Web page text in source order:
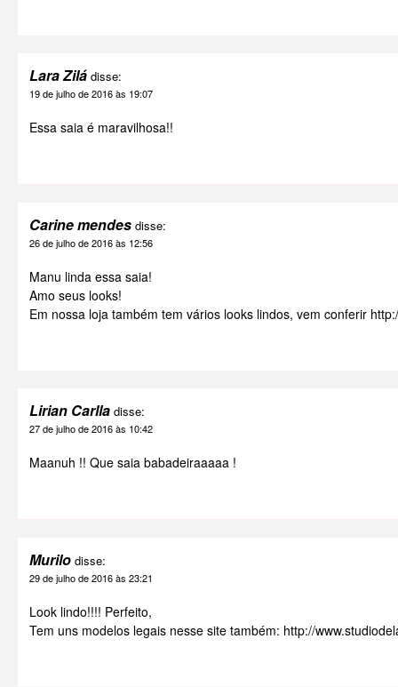
Lara Zilá disse:
19 de julho de 2016 às 19:07
Essa saia é maravilhosa!!
Carine mendes disse:
26 de julho de 2016 às 12:56
Manu linda essa saia!
Amo seus looks!
Em nossa loja também tem vários looks lindos, vem conferir
Lirian Carlla disse:
27 de julho de 2016 às 10:42
Maanuh !! Que saia babadeiraaaaa !
Murilo disse:
29 de julho de 2016 às 23:21
Look lindo!!!! Perfeito,
Tem uns modelos legais nesse site também: http://